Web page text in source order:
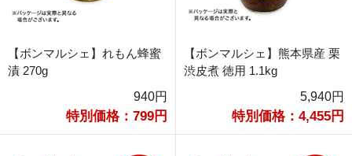
【ボンマルシェ】れもん蜂蜜
漬 270g
940円
特別価格：799円
【ボンマルシェ】熊本県産 栗
渋皮煮 徳用 1.1kg
5,940円
特別価格：4,455円